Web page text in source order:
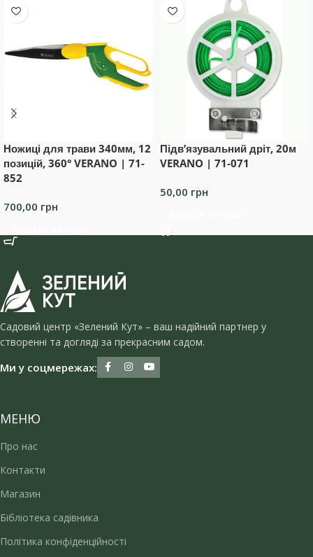
Ножиці для трави 340мм, 12
позицій, 360° VERANO | 71-
852
700,00 грн
Підв’язувальний дріт, 20м
VERANO | 71-071
50,00 грн
Садовий центр «Зелений Кут» – ваш надійний партнер у
створенні та догляді за прекрасним садом.
Ми у соцмережах:
МЕНЮ
Про нас
Контакти
Магазин
Бібліотека садівника
Політика конфіденційності